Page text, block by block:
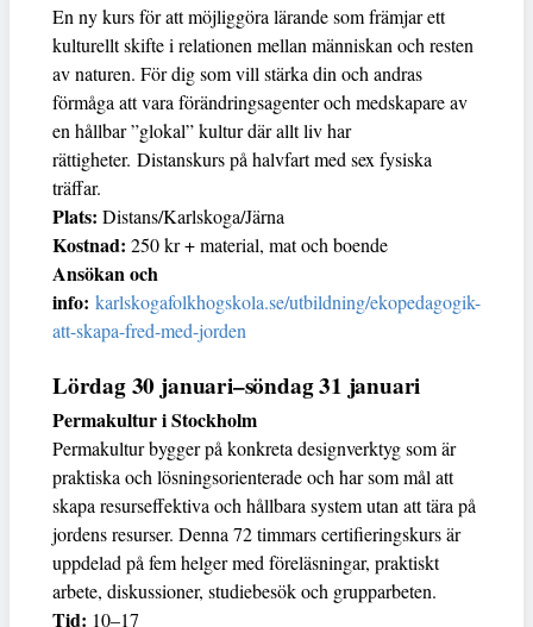
En ny kurs för att möjliggöra lärande som främjar ett
kulturellt skifte i relationen mellan människan och resten
av naturen. För dig som vill stärka din och andras
förmåga att vara förändringsagenter och medskapare av
en hållbar ”glokal” kultur där allt liv har
rättigheter. Distanskurs på halvfart med sex fysiska
träffar.
Plats: Distans/Karlskoga/Järna
Kostnad: 250 kr + material, mat och boende
Ansökan och
info: karlskogafolkhogskola.se/utbildning/ekopedagogik-
att-skapa-fred-med-jorden
Lördag 30 januari–söndag 31 januari
Permakultur i Stockholm
Permakultur bygger på konkreta designverktyg som är
praktiska och lösningsorienterade och har som mål att
skapa resurseffektiva och hållbara system utan att tära på
jordens resurser. Denna 72 timmars certifieringskurs är
uppdelad på fem helger med föreläsningar, praktiskt
arbete, diskussioner, studiebesök och grupparbeten.
Tid: 10–17